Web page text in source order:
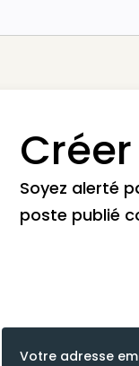
Soyez alerté
poste publié
Votre adresse